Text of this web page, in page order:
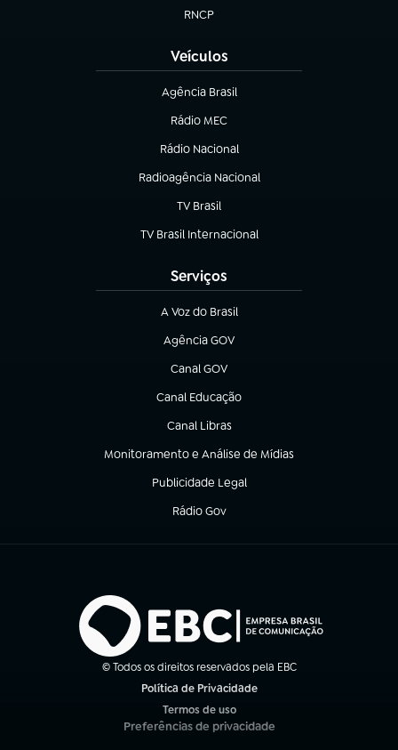
RNCP
(abre em nova aba)
Veículos
Agência Brasil
(abre em nova aba)
Rádio MEC
(abre em nova aba)
Rádio Nacional
Radioagência Nacional
(abre em nova aba)
TV Brasil
(abre em nova aba)
TV Brasil Internacional
(abre em nova aba)
Serviços
A Voz do Brasil
(abre em nova aba)
Agência GOV
(abre em nova aba)
Canal GOV
(abre em nova aba)
Canal Educação
(abre em nova aba)
Canal Libras
(abre em nova aba)
Monitoramento e Análise de Mídias
(abre em nova aba)
Publicidade Legal
(abre em nova aba)
Rádio Gov
(abre em nova aba)
© Todos os direitos reservados pela EBC
Política de Privacidade
Termos de uso
(abre em nova aba)
Preferências de privacidade